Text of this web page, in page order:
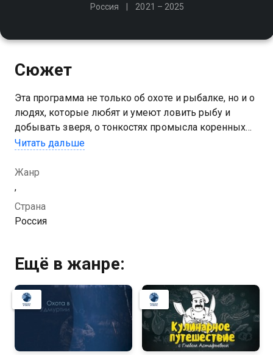
Россия
2021 – 2025
Сюжет
Эта программа не только об охоте и рыбалке, но и о
людях, которые любят и умеют ловить рыбу и
добывать зверя, о тонкостях промысла коренных
народов, их жизни в гармонии с природой и
можете совершенно бесплатно в хорошем HD
качестве на Казахтелеком
Читать дальше
Жанр
,
Страна
Россия
Ещё в жанре: